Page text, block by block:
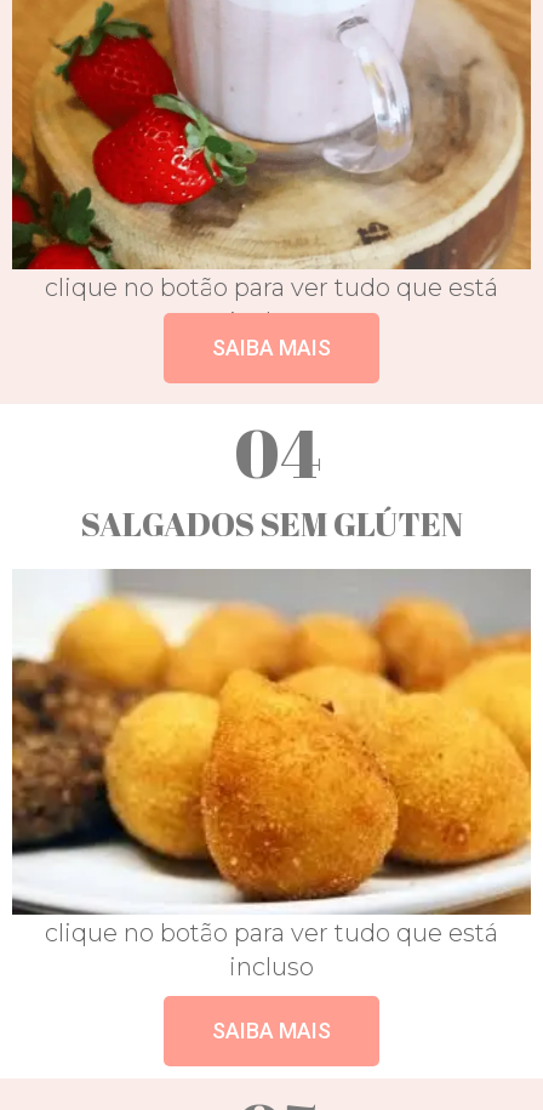
clique no botão para ver tudo que está
incluso
SAIBA MAIS
04
SALGADOS SEM GLÚTEN
clique no botão para ver tudo que está
incluso
SAIBA MAIS